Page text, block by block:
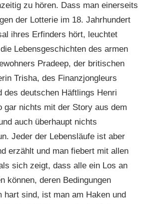
zu hören. Dass man einerseits
der Lotterie im 18. Jahrhundert
ihres Erfinders hört, leuchtet
Lebensgeschichten des armen
Pradeep, der britischen
Trisha, des Finanzjongleurs
des deutschen Häftlings Henri
gar nichts mit der Story aus dem
auch überhaupt nichts
Jeder der Lebensläufe ist aber
erzählt und man fiebert mit allen
sich zeigt, dass alle ein Los an
können, deren Bedingungen
hart sind, ist man am Haken und